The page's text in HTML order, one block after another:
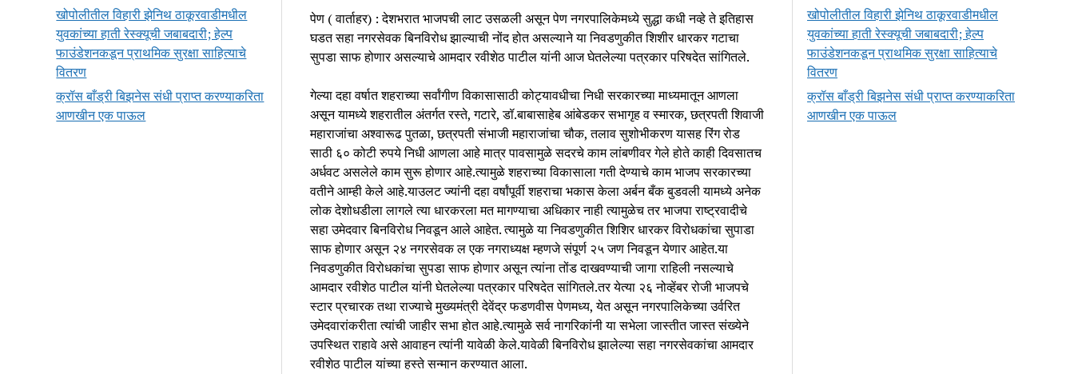
खोपोलीतील विहारी झेनिथ ठाकूरवाडीमधील
युवकांच्या हाती रेस्क्यूची जबाबदारी; हेल्प
फाउंडेशनकडून प्राथमिक सुरक्षा साहित्याचे
वितरण
क्रॉस बाँड्री बिझनेस संधी प्राप्त करण्याकरिता
आणखीन एक पाऊल
पेण ( वार्ताहर) : देशभरात भाजपची लाट उसळली असून पेण नगरपालिकेमध्ये सुद्धा कधी नव्हे ते इतिहास
घडत सहा नगरसेवक बिनविरोध झाल्याची नोंद होत असल्याने या निवडणुकीत शिशीर धारकर गटाचा
सुपडा साफ होणार असल्याचे आमदार रवीशेठ पाटील यांनी आज घेतलेल्या पत्रकार परिषदेत सांगितले.
गेल्या दहा वर्षात शहराच्या सर्वांगीण विकासासाठी कोट्यावधीचा निधी सरकारच्या माध्यमातून आणला
असून यामध्ये शहरातील अंतर्गत रस्ते, गटारे, डॉ.बाबासाहेब आंबेडकर सभागृह व स्मारक, छत्रपती शिवाजी
महाराजांचा अश्वारूढ पुतळा, छत्रपती संभाजी महाराजांचा चौक, तलाव सुशोभीकरण यासह रिंग रोड
साठी ६० कोटी रुपये निधी आणला आहे मात्र पावसामुळे सदरचे काम लांबणीवर गेले होते काही दिवसातच
अर्धवट असलेले काम सुरू होणार आहे.त्यामुळे शहराच्या विकासाला गती देण्याचे काम भाजप सरकारच्या
वतीने आम्ही केले आहे.याउलट ज्यांनी दहा वर्षांपूर्वी शहराचा भकास केला अर्बन बँक बुडवली यामध्ये अनेक
लोक देशोधडीला लागले त्या धारकरला मत मागण्याचा अधिकार नाही त्यामुळेच तर भाजपा राष्ट्रवादीचे
सहा उमेदवार बिनविरोध निवडून आले आहेत. त्यामुळे या निवडणुकीत शिशिर धारकर विरोधकांचा सुपाडा
साफ होणार असून २४ नगरसेवक ल एक नगराध्यक्ष म्हणजे संपूर्ण २५ जण निवडून येणार आहेत.या
निवडणुकीत विरोधकांचा सुपडा साफ होणार असून त्यांना तोंड दाखवण्याची जागा राहिली नसल्याचे
आमदार रवीशेठ पाटील यांनी घेतलेल्या पत्रकार परिषदेत सांगितले.तर येत्या २६ नोव्हेंबर रोजी भाजपचे
स्टार प्रचारक तथा राज्याचे मुख्यमंत्री देवेंद्र फडणवीस पेणमध्य, येत असून नगरपालिकेच्या उर्वरित
उमेदवारांकरीता त्यांची जाहीर सभा होत आहे.त्यामुळे सर्व नागरिकांनी या सभेला जास्तीत जास्त संख्येने
उपस्थित राहावे असे आवाहन त्यांनी यावेळी केले.यावेळी बिनविरोध झालेल्या सहा नगरसेवकांचा आमदार
रवीशेठ पाटील यांच्या हस्ते सन्मान करण्यात आला.
खोपोलीतील विहारी झेनिथ ठाकूरवाडीमधील
युवकांच्या हाती रेस्क्यूची जबाबदारी; हेल्प
फाउंडेशनकडून प्राथमिक सुरक्षा साहित्याचे
वितरण
क्रॉस बाँड्री बिझनेस संधी प्राप्त करण्याकरिता
आणखीन एक पाऊल